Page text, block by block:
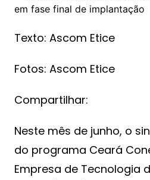
Texto: Ascom Etice
Fotos: Ascom Etice
Compartilhar:
Neste mês de junho, o
do programa Ceará
Empresa de Tecnologia